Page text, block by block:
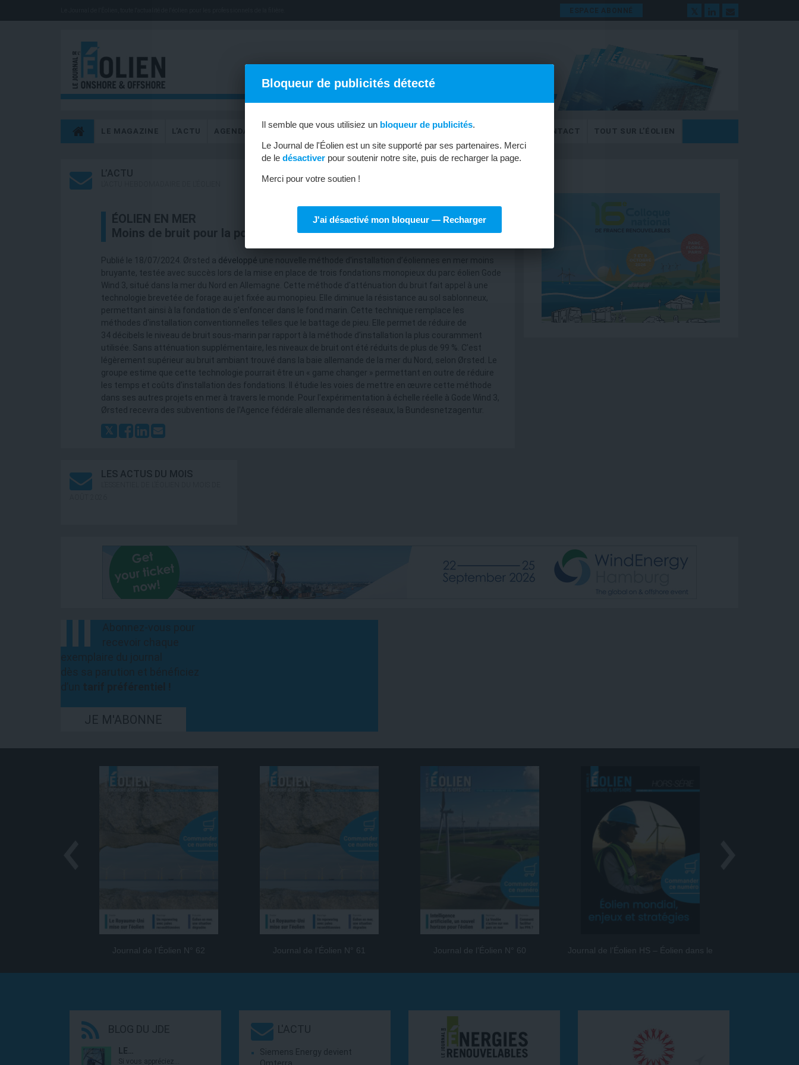
ESPACE ABONNÉ
LE MAGAZINE L’ACTU AGENDA OFFRES D’EMPLOI MÉTIERS & FORMATIONS CONTACT TOUT SUR L’ÉOLIEN
L’ACTU
ÉOLIEN EN MER
Moins de bruit pour la pose des fondations en mer
Publié le 18/07/2024. Ørsted a développé une nouvelle méthode d'installation d’éoliennes en mer moins
bruyante, testée avec succès lors de la mise en place de trois fondations monopieux du parc éolien Gode
Wind 3, situé dans la mer du Nord en Allemagne. Cette méthode d'atténuation du bruit fait appel à une
technologie brevetée de forage au jet fixée au monopieu. Elle diminue la résistance au sol sablonneux,
permettant ainsi à la fondation de s'enfoncer dans le fond marin. Cette technique remplace les
méthodes d'installation conventionnelles telles que le battage de pieu. Elle permet de réduire de
34 décibels le niveau de bruit sous-marin par rapport à la méthode d'installation la plus couramment
utilisée. Sans atténuation supplémentaire, les niveaux de bruit ont été réduits de plus de 99 %. C’est
légèrement supérieur au bruit ambiant trouvé dans la baie allemande de la mer du Nord, selon Ørsted. Le
groupe estime que cette technologie pourrait être un « game changer » permettant en outre de réduire
les temps et coûts d'installation des fondations. Il étudie les voies de mettre en œuvre cette méthode
dans ses autres projets en mer à travers le monde. Pour l'expérimentation à échelle réelle à Gode Wind 3,
Ørsted recevra des subventions de l'Agence fédérale allemande des réseaux, la Bundesnetzagentur.
LES ACTUS DU MOIS
JE M'ABONNE
Journal de l’Éolien N° 62 Journal de l’Éolien N° 61 Journal de l’Éolien N° 60
Journal de l’Éolien HS – Éolien dans le
BLOG DU JDE
LE…
Si vous appréciez…
L'ACTU
Siemens Energy devient
Bloqueur de publicités détecté
Il semble que vous utilisiez un bloqueur de publicités.
Le Journal de l'Éolien est un site supporté par ses partenaires. Merci
de le désactiver pour soutenir notre site, puis de recharger la page.
Merci pour votre soutien !
J'ai désactivé mon bloqueur — Recharger